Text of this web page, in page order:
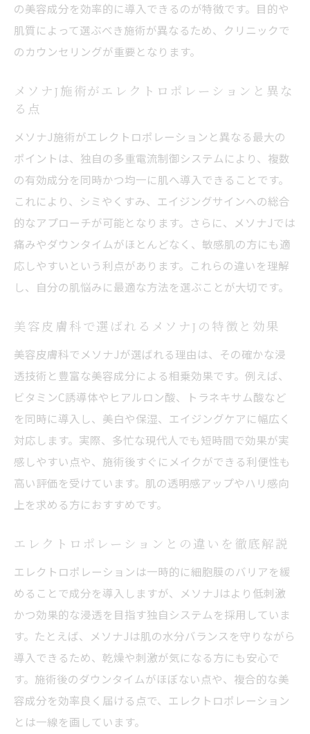
の美容成分を効率的に導入できるのが特徴です。目的や
肌質によって選ぶべき施術が異なるため、クリニックで
のカウンセリングが重要となります。
メソナJ施術がエレクトロポレーションと異な
る点
メソナJ施術がエレクトロポレーションと異なる最大の
ポイントは、独自の多重電流制御システムにより、複数
の有効成分を同時かつ均一に肌へ導入できることです。
これにより、シミやくすみ、エイジングサインへの総合
的なアプローチが可能となります。さらに、メソナJでは
痛みやダウンタイムがほとんどなく、敏感肌の方にも適
応しやすいという利点があります。これらの違いを理解
し、自分の肌悩みに最適な方法を選ぶことが大切です。
美容皮膚科で選ばれるメソナJの特徴と効果
美容皮膚科でメソナJが選ばれる理由は、その確かな浸
透技術と豊富な美容成分による相乗効果です。例えば、
ビタミンC誘導体やヒアルロン酸、トラネキサム酸など
を同時に導入し、美白や保湿、エイジングケアに幅広く
対応します。実際、多忙な現代人でも短時間で効果が実
感しやすい点や、施術後すぐにメイクができる利便性も
高い評価を受けています。肌の透明感アップやハリ感向
上を求める方におすすめです。
エレクトロポレーションとの違いを徹底解説
エレクトロポレーションは一時的に細胞膜のバリアを緩
めることで成分を導入しますが、メソナJはより低刺激
かつ効果的な浸透を目指す独自システムを採用していま
す。たとえば、メソナJは肌の水分バランスを守りながら
導入できるため、乾燥や刺激が気になる方にも安心で
す。施術後のダウンタイムがほぼない点や、複合的な美
容成分を効率良く届ける点で、エレクトロポレーション
とは一線を画しています。